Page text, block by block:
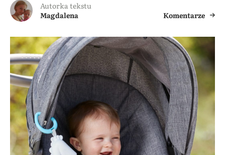
Autorka tekstu
Magdalena
Komentarze